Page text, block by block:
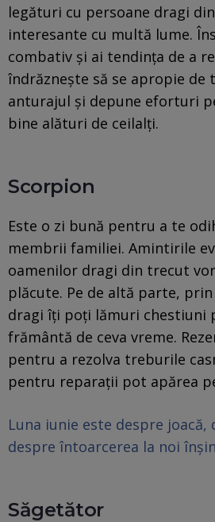
legături cu persoane dragi
interesante cu multă lume.
combativ și ai tendința de a
îndrăznește să se apropie de
anturajul și depune eforturi
bine alături de ceilalți.
Scorpion
Este o zi bună pentru a te
membrii familiei. Amintirile
oamenilor dragi din trecut
plăcute. Pe de altă parte,
dragi îți poți lămuri chestiuni
frământă de ceva vreme.
pentru a rezolva treburile
pentru reparații pot apărea
Luna iunie este despre
despre întoarcerea la noi
Săgetător